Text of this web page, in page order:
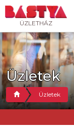
ÜZLETHÁZ
Üzletek
Üzletek